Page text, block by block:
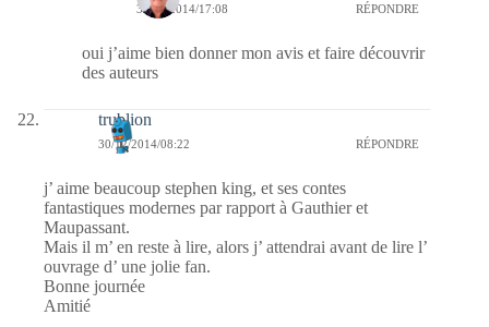
31/12/2014/17:08 RÉPONDRE
oui j’aime bien donner mon avis et faire découvrir
des auteurs
trublion
30/12/2014/08:22 RÉPONDRE
j’ aime beaucoup stephen king, et ses contes
fantastiques modernes par rapport à Gauthier et
Maupassant.
Mais il m’ en reste à lire, alors j’ attendrai avant de lire l’
ouvrage d’ une jolie fan.
Bonne journée
Amitié